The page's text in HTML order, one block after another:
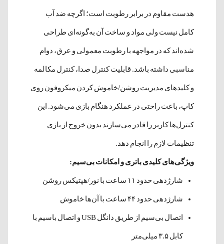
هدست مقاوم در برابر رطوبت است؛ اگرچه ضد آب
کامل نیست ولی مواد و ساخت آن به‌گونه‌ای طراحی
شده‌اند که در مواجهه با رطوبت معمولی و عرق، دوام
مناسبی داشته باشد. قابلیت کنترل صدا، کنترل مکالمه
و کلیدهای مدیریت روشن/خاموش کردن میکروفون روی
کاپ، باعث راحتی در عملکرد هنگام بازی می‌شود. این
کنترل‌ها کاربر را قادر می‌سازند بدون خروج از بازی
تنظیمات لازم را انجام دهد.
ویژگی‌های کلیدی باتری و امکانات بی‌سیم:
شارژدهی حدود ۱۱ ساعت با نور/هپتیکس روشن
شارژدهی حدود ۴۴ ساعت با آن‌ها خاموش
اتصال بی‌سیم از طریق دانگل USB و اتصال باسیم با
کابل ۳.۵ میلی‌متر